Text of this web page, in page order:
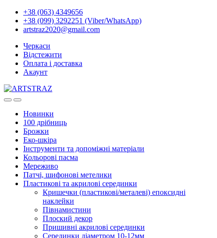
+38 (063) 4349656
+38 (099) 3292251 (Viber/WhatsApp)
artstraz2020@gmail.com
Черкаси
Відстежити
Оплата і доставка
Акаунт
Новинки
100 дрібниць
Брожки
Еко-шкіра
Інструменти та допоміжні матеріали
Кольорові пасма
Мереживо
Патчі, шифонові метелики
Пластикові та акрилові серединки
Кришечки (пластикові/металеві) епоксидні
наклейки
Півнамистини
Плоский декор
Пришивні акрилові серединки
Серединки діаметром 10-12мм